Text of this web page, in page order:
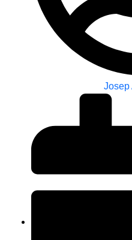
Josep